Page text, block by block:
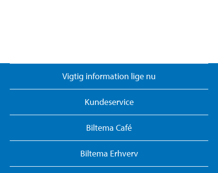
Vigtig information lige nu
Kundeservice
Biltema Café
Biltema Erhverv